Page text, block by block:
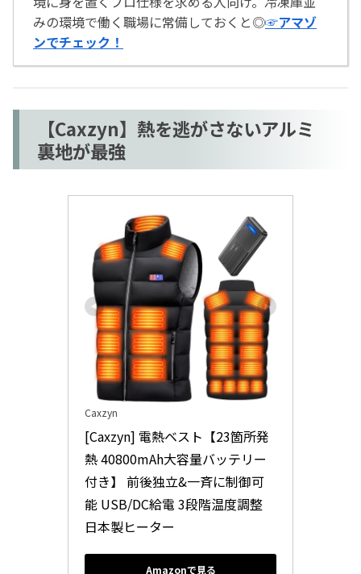
みの環境で働く職場に常備しておくと◎☞アマゾ
ンでチェック！
【Caxzyn】熱を逃がさないアルミ
裏地が最強
Caxzyn
[Caxzyn] 電熱ベスト【23箇所発
熱 40800mAh大容量バッテリー
付き】 前後独立&一斉に制御可
能 USB/DC給電 3段階温度調整
日本製ヒーター
Amazonで見る